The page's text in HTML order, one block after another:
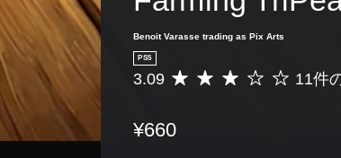
Benoit Varasse trading as Pix Arts
PS5
評
は
3.09 11件
¥660